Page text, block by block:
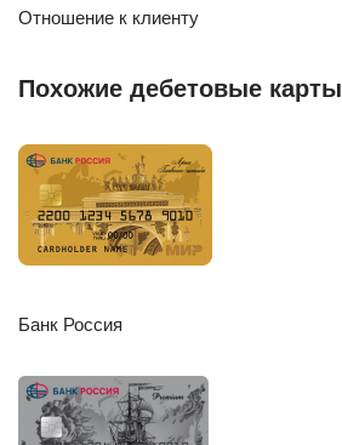
Отношение к клиенту
Похожие дебетовые карты
Банк Россия